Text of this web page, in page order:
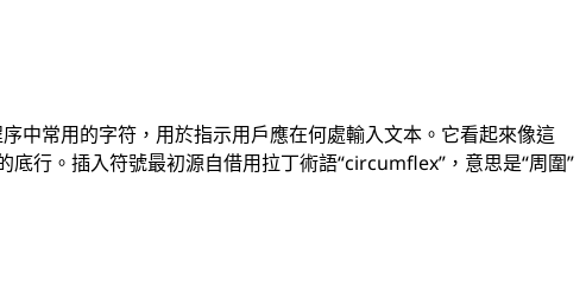
中常用的字符，用於指示用戶應在何處輸入文本。它看起來像這
行。插入符號最初源自借用拉丁術語“circumflex”，意思是“周圍”